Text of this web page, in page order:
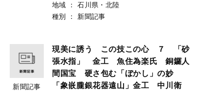
地域
：
石川県・北陸
種別
： 新聞記事
新聞記事
現美に誘う この技この心 ７ 「砂
張水指」 金工 魚住為楽氏 銅鑼人
間国宝 硬さ包む「ぼかし」の妙
「象嵌朧銀花器遠山」金工 中川衛